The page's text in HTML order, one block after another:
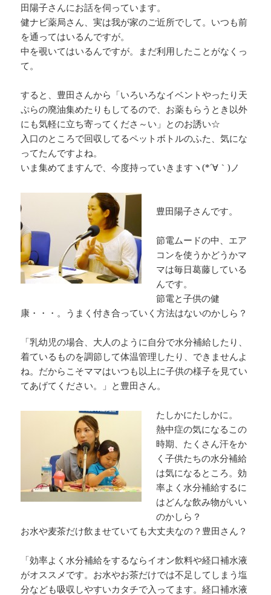
田陽子さんにお話を伺っています。
健ナビ薬局さん、実は我が家のご近所でして。いつも前
を通ってはいるんですが。
中を覗いてはいるんですが。まだ利用したことがなくっ
て。
すると、豊田さんから「いろいろなイベントやったり天
ぷらの廃油集めたりもしてるので、お薬もらうとき以外
にも気軽に立ち寄ってくださ～い」とのお誘い☆
入口のところで回収してるペットボトルのふた、気にな
ってたんですよね。
いま集めてますんで、今度持っていきますヽ(*´∀｀)ノ
豊田陽子さんです。
節電ムードの中、エア
コンを使うかどうかマ
マは毎日葛藤している
んです。
節電と子供の健
康・・・。うまく付き合っていく方法はないのかしら？
「乳幼児の場合、大人のように自分で水分補給したり、
着ているものを調節して体温管理したり、できませんよ
ね。だからこそママはいつも以上に子供の様子を見てい
てあげてください。」と豊田さん。
たしかにたしかに。
熱中症の気になるこの
時期、たくさん汗をか
く子供たちの水分補給
は気になるところ。効
率よく水分補給するに
はどんな飲み物がいい
のかしら？
お水や麦茶だけ飲ませていても大丈夫なの？豊田さん？
「効率よく水分補給をするならイオン飲料や経口補水液
がオススメです。お水やお茶だけでは不足してしまう塩
分なども吸収しやすいカタチで入ってます。経口補水液